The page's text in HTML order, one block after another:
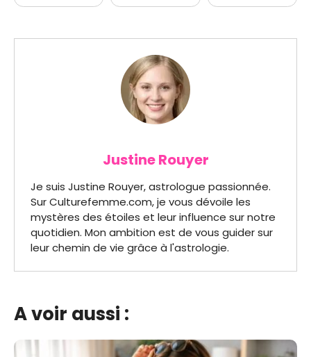
Justine Rouyer
Je suis Justine Rouyer, astrologue passionnée.
Sur Culturefemme.com, je vous dévoile les
mystères des étoiles et leur influence sur notre
quotidien. Mon ambition est de vous guider sur
leur chemin de vie grâce à l'astrologie.
A voir aussi :